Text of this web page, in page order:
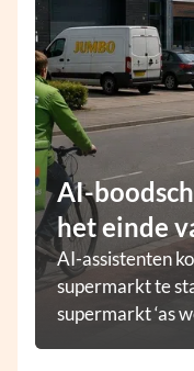
AI-
het einde
AI-assistenten
supermarkt te
supermarkt ‘as